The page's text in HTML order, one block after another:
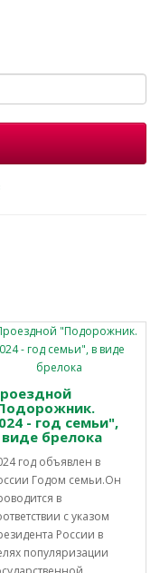
- год семьи",
виде брелока
год объявлен в
Годом семьи.Он
в
с указом
России в
популяризации